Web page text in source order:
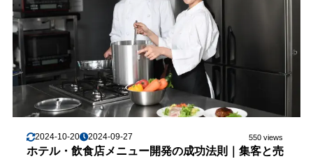
2024-10-20 2024-09-27 550 views
ホテル・飲食店メニュー開発の成功法則｜集客と売